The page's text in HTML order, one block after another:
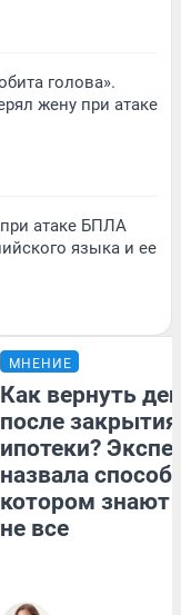
голова».
жену при атаке
атаке БПЛА
языка и ее
МНЕНИЕ
Как вернуть
после закрытия
ипотеки?
назвала
котором знают
не все